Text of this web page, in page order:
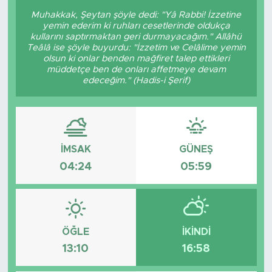
Muhakkak, Şeytan şöyle dedi: "Yâ Rabbi! İzzetine
yemin ederim ki ruhları cesetlerinde oldukça
kullarını saptırmaktan geri durmayacağım." Allâhü
Teâlâ ise şöyle buyurdu: "İzzetim ve Celâlime yemin
olsun ki onlar benden mağfiret talep ettikleri
müddetçe ben de onları affetmeye devam
edeceğim." (Hadis-i Şerif)
İMSAK
04:24
GÜNEŞ
05:59
ÖĞLE
13:10
İKINDI
16:58